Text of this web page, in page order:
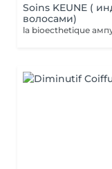
Soins KEUNE (
волосами)